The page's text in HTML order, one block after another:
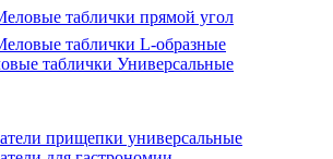
таблички прямой угол
таблички L-образные
таблички Универсальные
прищепки универсальные